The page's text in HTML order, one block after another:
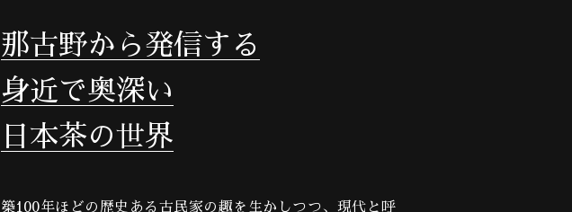
那古野から発信する
身近で奥深い
日本茶の世界
築100年ほどの歴史ある古民家の趣を生かしつつ、現代と呼